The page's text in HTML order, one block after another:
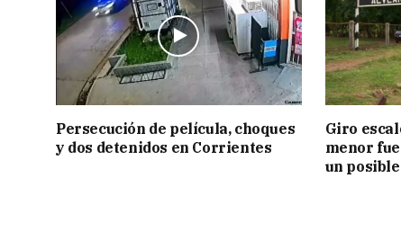
Persecución de película, choques
y dos detenidos en Corrientes
Giro
menor
un